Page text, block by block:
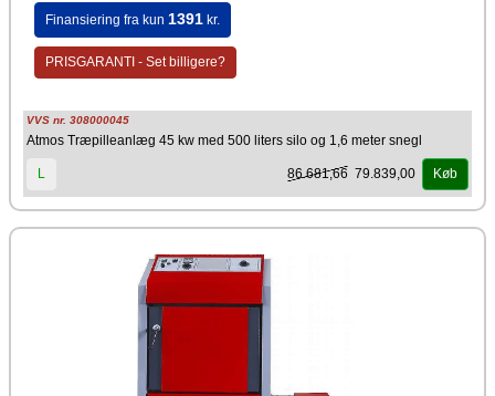
Finansiering fra kun 1391kr.
PRISGARANTI - Set billigere?
VVS nr. 308000045
Atmos Træpilleanlæg 45 kw med 500 liters silo og 1,6 meter snegl
L 86.681,66 79.839,00 Køb